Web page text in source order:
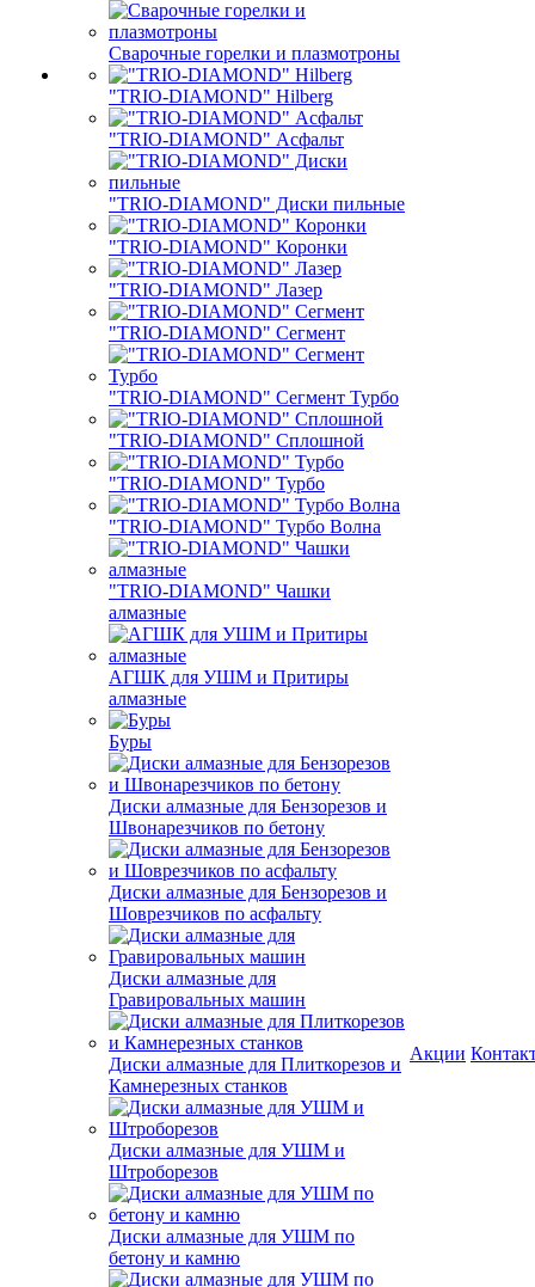
Сварочные горелки и плазмотроны
"TRIO-DIAMOND" Hilberg
"TRIO-DIAMOND" Асфальт
"TRIO-DIAMOND" Диски пильные
"TRIO-DIAMOND" Коронки
"TRIO-DIAMOND" Лазер
"TRIO-DIAMOND" Сегмент
"TRIO-DIAMOND" Сегмент Турбо
"TRIO-DIAMOND" Сплошной
"TRIO-DIAMOND" Турбо
"TRIO-DIAMOND" Турбо Волна
"TRIO-DIAMOND" Чашки
алмазные
АГШК для УШМ и Притиры
алмазные
Буры
Диски алмазные для Бензорезов и
Швонарезчиков по бетону
Диски алмазные для Бензорезов и
Шоврезчиков по асфальту
Диски алмазные для
Гравировальных машин
Диски алмазные для Плиткорезов и
Камнерезных станков
Диски алмазные для УШМ и
Штроборезов
Диски алмазные для УШМ по
бетону и камню
Акции